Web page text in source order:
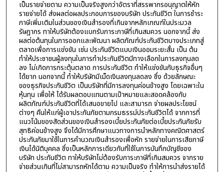
เป็นรายจ่ายตาม ความเป็นจริงสูงกว่าอัตราที่สรรพากรอนุญาตให้หัก
รายจ่ายได้ ส่งผลต่อผลประกอบการของบริษัท ประกันชีวิต ในการชำระ
ภาษีเพิ่มเติมในส่วนของเงินสำรองที่เกินจากหลักเกณฑ์ในประมวล
รัษฎากร ทาให้บริษัทต้องแบกรับภาระภาษีที่เกินสมควร นอกจากนี้ ส่ง
ผลต่อต้นทุนในการออกและพัฒนา ผลิตภัณฑ์ประกันชีวิตบางประเภทสู่
ตลาดเพื่อการแข่งขัน เช่น ประกันชีวิตแบบเงินออมระยะสั้น เป็น ต้น
ทำให้ประชาชนผู้ลงทุนในการทำประกันชีวิตมีทางเลือกในการลงทุนลด
ลง ไม่เกิดการกระตุ้นตลาด การประกันชีวิต ทำให้แข่งขันกับธุรกิจอื่นๆ
ได้ยาก นอกจากนี้ ทำให้บริษัทมีเม็ดเงินลงทุนลดลง ซึ่ง ด้วยลักษณะ
ของธุรกิจประกันชีวิต เป็นบริษัทที่มีการลงทุนค่อนข้างสูง โดยเฉพาะใน
หุ้นทุน เพื่อให้ ได้รับผลตอบแทนตามเป้าหมายและสอดคล้องกับ
ผลิตภัณฑ์ประกันชีวิตที่ได้เสนอขายไป และสามารถ จ่ายผลประโยชน์
ต่างๆ คืนให้แก่ผู้เอาประกันภัยตามกรมธรรม์ประกันชีวิตได้ จากการที่
แนวโน้มของสัดส่วนของเงินสำรองเบี้ยประกันภัยต่อเบี้ยประกันภัยรับ
สุทธิค่อนข้างสูง จึงได้มีการศึกษาแนวทางการนำหลักทางคณิตศาสตร์
ประกันภัยมาใช้ในการคำนวณเงินสำรองเพื่อหัก รายจ่ายในการเสียภาษี
เงินได้นิติบุคคล ซึ่งเป็นหลักการเดียวกับที่ใช้ในการบันทึกบัญชีของ
บริษัท ประกันชีวิต ทาให้บริษัทไม่ต้องรับภาระภาษีที่เกินสมควร จากราย
จ่ายส่วนเกินที่ไม่สามารถหักได้ตาม ความเป็นจริง ทำให้การนำส่งรายได้